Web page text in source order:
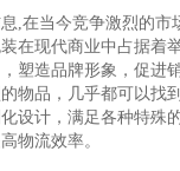
,在当今竞争激烈的市
在现代商业中占据着
塑造品牌形象，促进
物品，几乎都可以找
设计，满足各种特殊
物流效率。